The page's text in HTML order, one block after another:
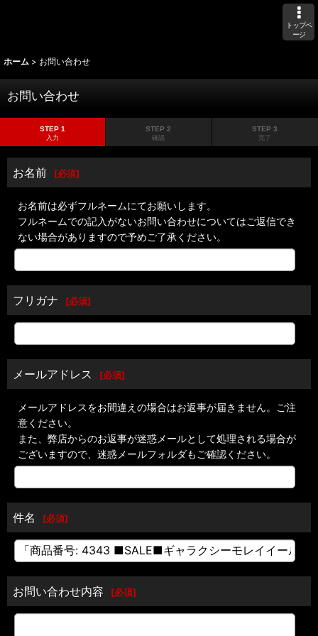
トップペ
ージ
ホーム > お問い合わせ
お問い合わせ
STEP 1
入力
STEP 2
確認
STEP 3
完了
お名前 [必須]
お名前は必ずフルネームにてお願いします。
フルネームでの記入がないお問い合わせについてはご返信でき
ない場合がありますので予めご了承ください。
フリガナ [必須]
メールアドレス [必須]
メールアドレスをお間違えの場合はお返事が届きません。ご注
意ください。
また、弊店からのお返事が迷惑メールとして処理される場合が
ございますので、迷惑メールフォルダもご確認ください。
件名 [必須]
お問い合わせ内容 [必須]